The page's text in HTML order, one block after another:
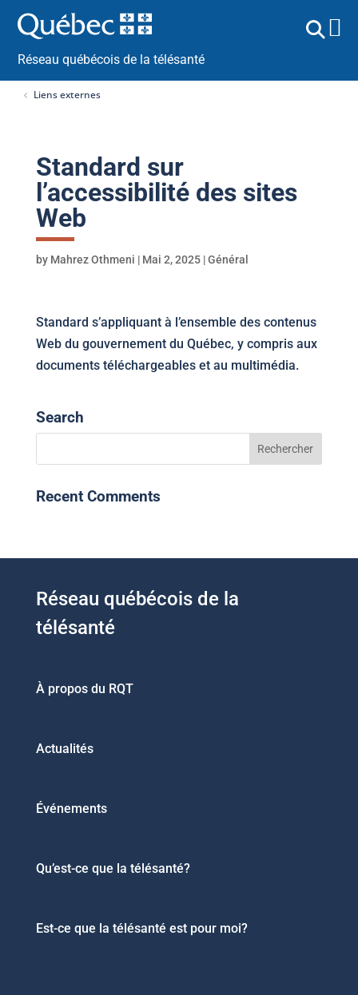
Réseau québécois de la télésanté
Liens externes
Standard sur
l’accessibilité des sites
Web
by Mahrez Othmeni | Mai 2, 2025|Général
Standard s’appliquant à l’ensemble des contenus
Web du gouvernement du Québec, y compris aux
documents téléchargeables et au multimédia.
Search
Recent Comments
Réseau québécois de la
télésanté
À propos du RQT
Actualités
Événements
Qu’est-ce que la télésanté?
Est-ce que la télésanté est pour moi?